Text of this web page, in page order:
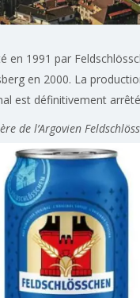
en 1991 par
en 2000. La
est définitivement
de l’Argovien